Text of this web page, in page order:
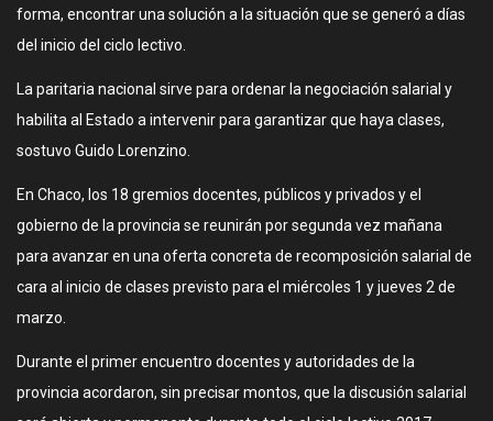
forma, encontrar una solución a la situación que se generó a días
del inicio del ciclo lectivo.
La paritaria nacional sirve para ordenar la negociación salarial y
habilita al Estado a intervenir para garantizar que haya clases,
sostuvo Guido Lorenzino.
En Chaco, los 18 gremios docentes, públicos y privados y el
gobierno de la provincia se reunirán por segunda vez mañana
para avanzar en una oferta concreta de recomposición salarial de
cara al inicio de clases previsto para el miércoles 1 y jueves 2 de
marzo.
Durante el primer encuentro docentes y autoridades de la
provincia acordaron, sin precisar montos, que la discusión salarial